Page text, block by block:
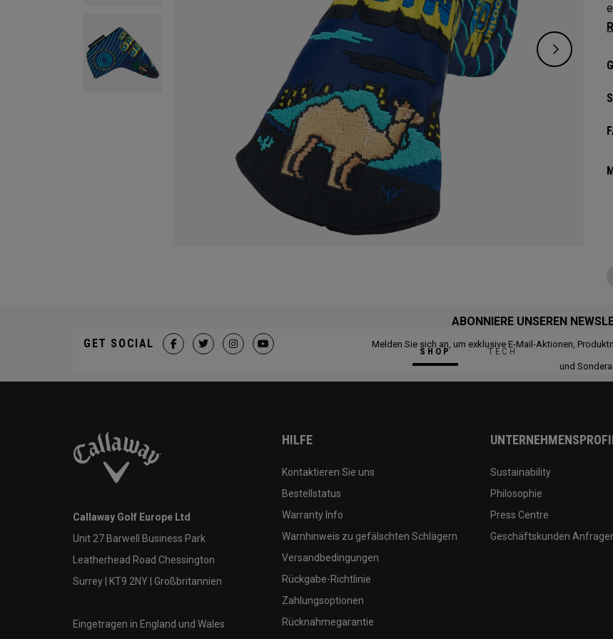
SHOP TECH
ABONNIERE UNSEREN
Melden Sie sich an, um exklusive E-Mail-Aktionen,
und
GET SOCIAL
Callaway Golf Europe Ltd
Unit 27 Barwell Business Park
Leatherhead Road Chessington
Surrey | KT9 2NY | Großbritannien
Eingetragen in England und Wales
HILFE
Kontaktieren Sie uns
Bestellstatus
Warranty Info
Warnhinweis zu gefälschten Schlägern
Versandbedingungen
Rückgabe-Richtlinie
Zahlungsoptionen
Rücknahmegarantie
Sustainability
Philosophie
Press Centre
Geschäftskunden